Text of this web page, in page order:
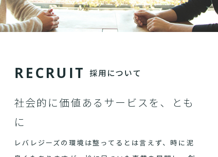
RECRU IT 採用について
社会的に価値あるサービスを、とも
に
レバレジーズの環境は整ってるとは言えず、時に泥